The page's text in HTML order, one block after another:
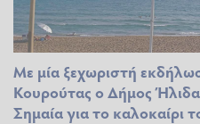
Με μία ξεχωριστή
Κουρούτας ο Δήμος
Σημαία για το καλοκαίρι